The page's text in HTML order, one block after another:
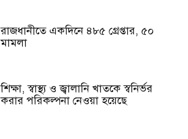
রাজধানীতে একদিনে ৪৮৫ গ্রেপ্তার, ৫০
মামলা
শিক্ষা, স্বাস্থ্য ও জ্বালানি খাতকে স্বনির্ভর
করার পরিকল্পনা নেওয়া হয়েছে